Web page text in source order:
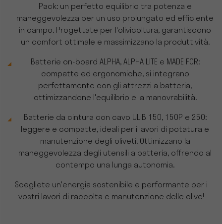
Pack: un perfetto equilibrio tra potenza e
maneggevolezza per un uso prolungato ed efficiente
in campo. Progettate per l'olivicoltura, garantiscono
un comfort ottimale e massimizzano la produttività.
Batterie on-board ALPHA, ALPHA LITE e MADE FOR:
compatte ed ergonomiche, si integrano
perfettamente con gli attrezzi a batteria,
ottimizzandone l'equilibrio e la manovrabilità.
Batterie da cintura con cavo ULiB 150, 150P e 250:
leggere e compatte, ideali per i lavori di potatura e
manutenzione degli oliveti. Ottimizzano la
maneggevolezza degli utensili a batteria, offrendo al
contempo una lunga autonomia.
Scegliete un'energia sostenibile e performante per i
vostri lavori di raccolta e manutenzione delle olive!